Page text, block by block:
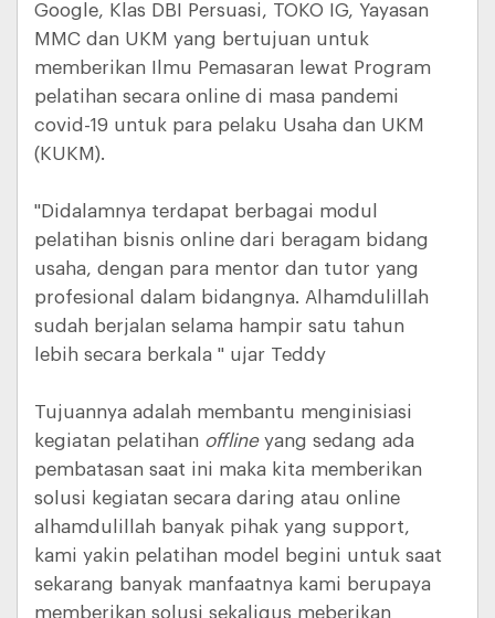
Google, Klas DBI Persuasi, TOKO IG, Yayasan
MMC dan UKM yang bertujuan untuk
memberikan Ilmu Pemasaran lewat Program
pelatihan secara online di masa pandemi
covid-19 untuk para pelaku Usaha dan UKM
(KUKM).
"Didalamnya terdapat berbagai modul
pelatihan bisnis online dari beragam bidang
usaha, dengan para mentor dan tutor yang
profesional dalam bidangnya. Alhamdulillah
sudah berjalan selama hampir satu tahun
lebih secara berkala " ujar Teddy
Tujuannya adalah membantu menginisiasi
kegiatan pelatihan offline yang sedang ada
pembatasan saat ini maka kita memberikan
solusi kegiatan secara daring atau online
alhamdulillah banyak pihak yang support,
kami yakin pelatihan model begini untuk saat
sekarang banyak manfaatnya kami berupaya
memberikan solusi sekaligus meberikan